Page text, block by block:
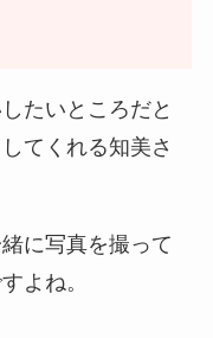
たいところだと
てくれる知美さ
に写真を撮って
よね。